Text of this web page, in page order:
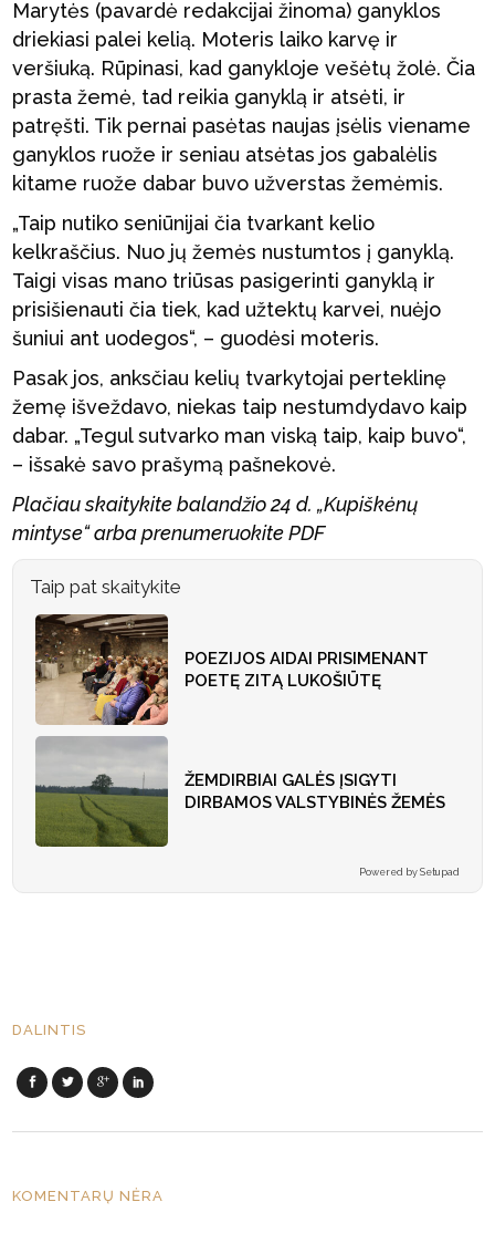
Marytės (pavardė redakcijai žinoma) ganyklos
driekiasi palei kelią. Moteris laiko karvę ir
veršiuką. Rūpinasi, kad ganykloje vešėtų žolė. Čia
prasta žemė, tad reikia ganyklą ir atsėti, ir
patręšti. Tik pernai pasėtas naujas įsėlis viename
ganyklos ruože ir seniau atsėtas jos gabalėlis
kitame ruože dabar buvo užverstas žemėmis.
„Taip nutiko seniūnijai čia tvarkant kelio
kelkraščius. Nuo jų žemės nustumtos į ganyklą.
Taigi visas mano triūsas pasigerinti ganyklą ir
prisišienauti čia tiek, kad užtektų karvei, nuėjo
šuniui ant uodegos“, – guodėsi moteris.
Pasak jos, anksčiau kelių tvarkytojai perteklinę
žemę išveždavo, niekas taip nestumdydavo kaip
dabar. „Tegul sutvarko man viską taip, kaip buvo“,
– išsakė savo prašymą pašnekovė.
Plačiau skaitykite balandžio 24 d. „Kupiškėnų
mintyse“ arba prenumeruokite PDF
Taip pat skaitykite
POEZIJOS AIDAI PRISIMENANT
POETĘ ZITĄ LUKOŠIŪTĘ
ŽEMDIRBIAI GALĖS ĮSIGYTI
DIRBAMOS VALSTYBINĖS ŽEMĖS
Powered by Setupad
DALINTIS
KOMENTARŲ NĖRA